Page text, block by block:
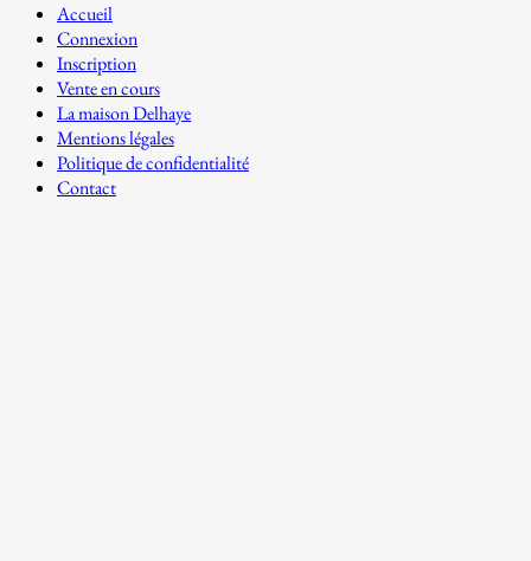
Accueil
Connexion
Inscription
Vente en cours
La maison Delhaye
Mentions légales
Politique de confidentialité
Contact